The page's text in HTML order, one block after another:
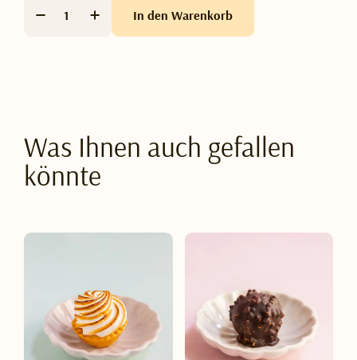
In den Warenkorb
Was Ihnen auch gefallen
könnte